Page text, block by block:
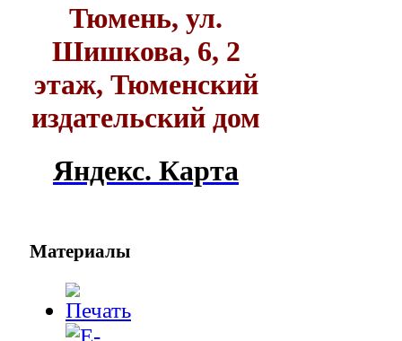
Тюмень, ул.
Шишкова, 6, 2
этаж, Тюменский
издательский дом
Яндекс. Карта
Материалы